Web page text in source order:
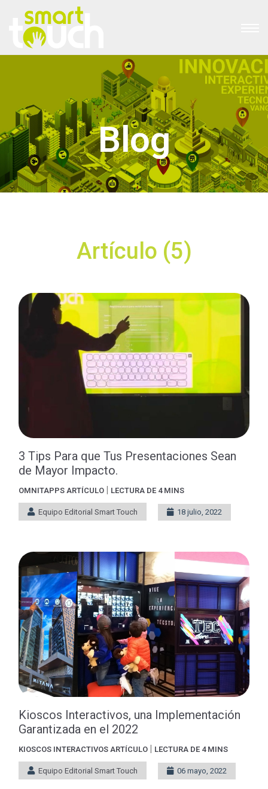
Blog
Artículo (5)
3 Tips Para que Tus Presentaciones Sean
de Mayor Impacto.
OMNITAPPS ARTÍCULO | LECTURA DE 4 MINS
Equipo Editorial Smart Touch 18 julio, 2022
Kioscos Interactivos, una Implementación
Garantizada en el 2022
KIOSCOS INTERACTIVOS ARTÍCULO | LECTURA DE 4 MINS
Equipo Editorial Smart Touch 06 mayo, 2022